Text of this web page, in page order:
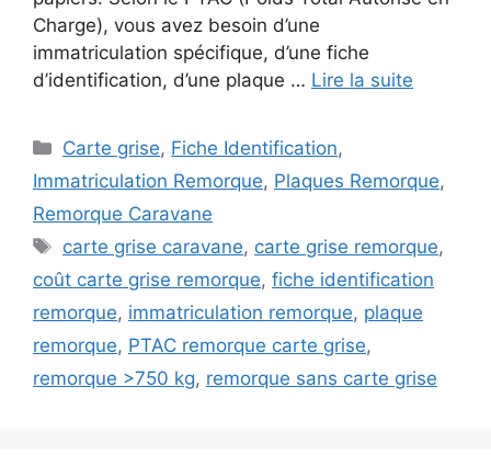
Charge), vous avez besoin d’une
immatriculation spécifique, d’une fiche
d’identification, d’une plaque … Lire la suite
Catégories
Carte grise, Fiche Identification,
Immatriculation Remorque, Plaques Remorque,
Remorque Caravane
Étiquettes
carte grise caravane, carte grise remorque,
coût carte grise remorque, fiche identification
remorque, immatriculation remorque, plaque
remorque, PTAC remorque carte grise,
remorque >750 kg, remorque sans carte grise